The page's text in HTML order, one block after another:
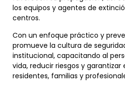
los equipos y agentes de
centros.
Con un enfoque práctico y
promueve la cultura de
institucional, capacitando al
vida, reducir riesgos y garantizar
residentes, familias y